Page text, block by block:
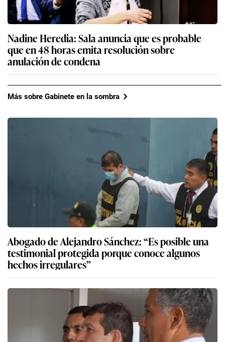
Nadine Heredia: Sala anuncia que es probable
que en 48 horas emita resolución sobre
anulación de condena
Más sobre Gabinete en la sombra
Abogado de Alejandro Sánchez: “Es posible una
testimonial protegida porque conoce algunos
hechos irregulares”